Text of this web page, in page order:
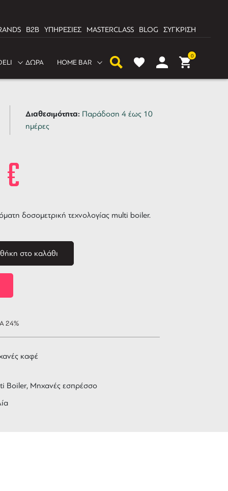
B2B ΥΠΗΡΕΣΙΕΣ MASTERCLASS BLOG ΣΥΓΚΡΙΣΗ
ΔΩΡΑ HOME BAR
0
Racer Dolomiti 2
Διαθεσιμότητα: Παράδοση 4 έως 10
ημέρες
€
δοσομετρική τεχνολογίας multi boiler.
στο καλάθι
24%
καφέ
Boiler, Μηχανές εσπρέσσο